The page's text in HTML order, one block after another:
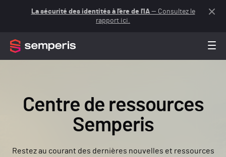
La sécurité des identités à l'ère de l'IA— Consultez le
rapport ici.
Centre de ressources
Semperis
Restez au courant des dernières nouvelles et ressources